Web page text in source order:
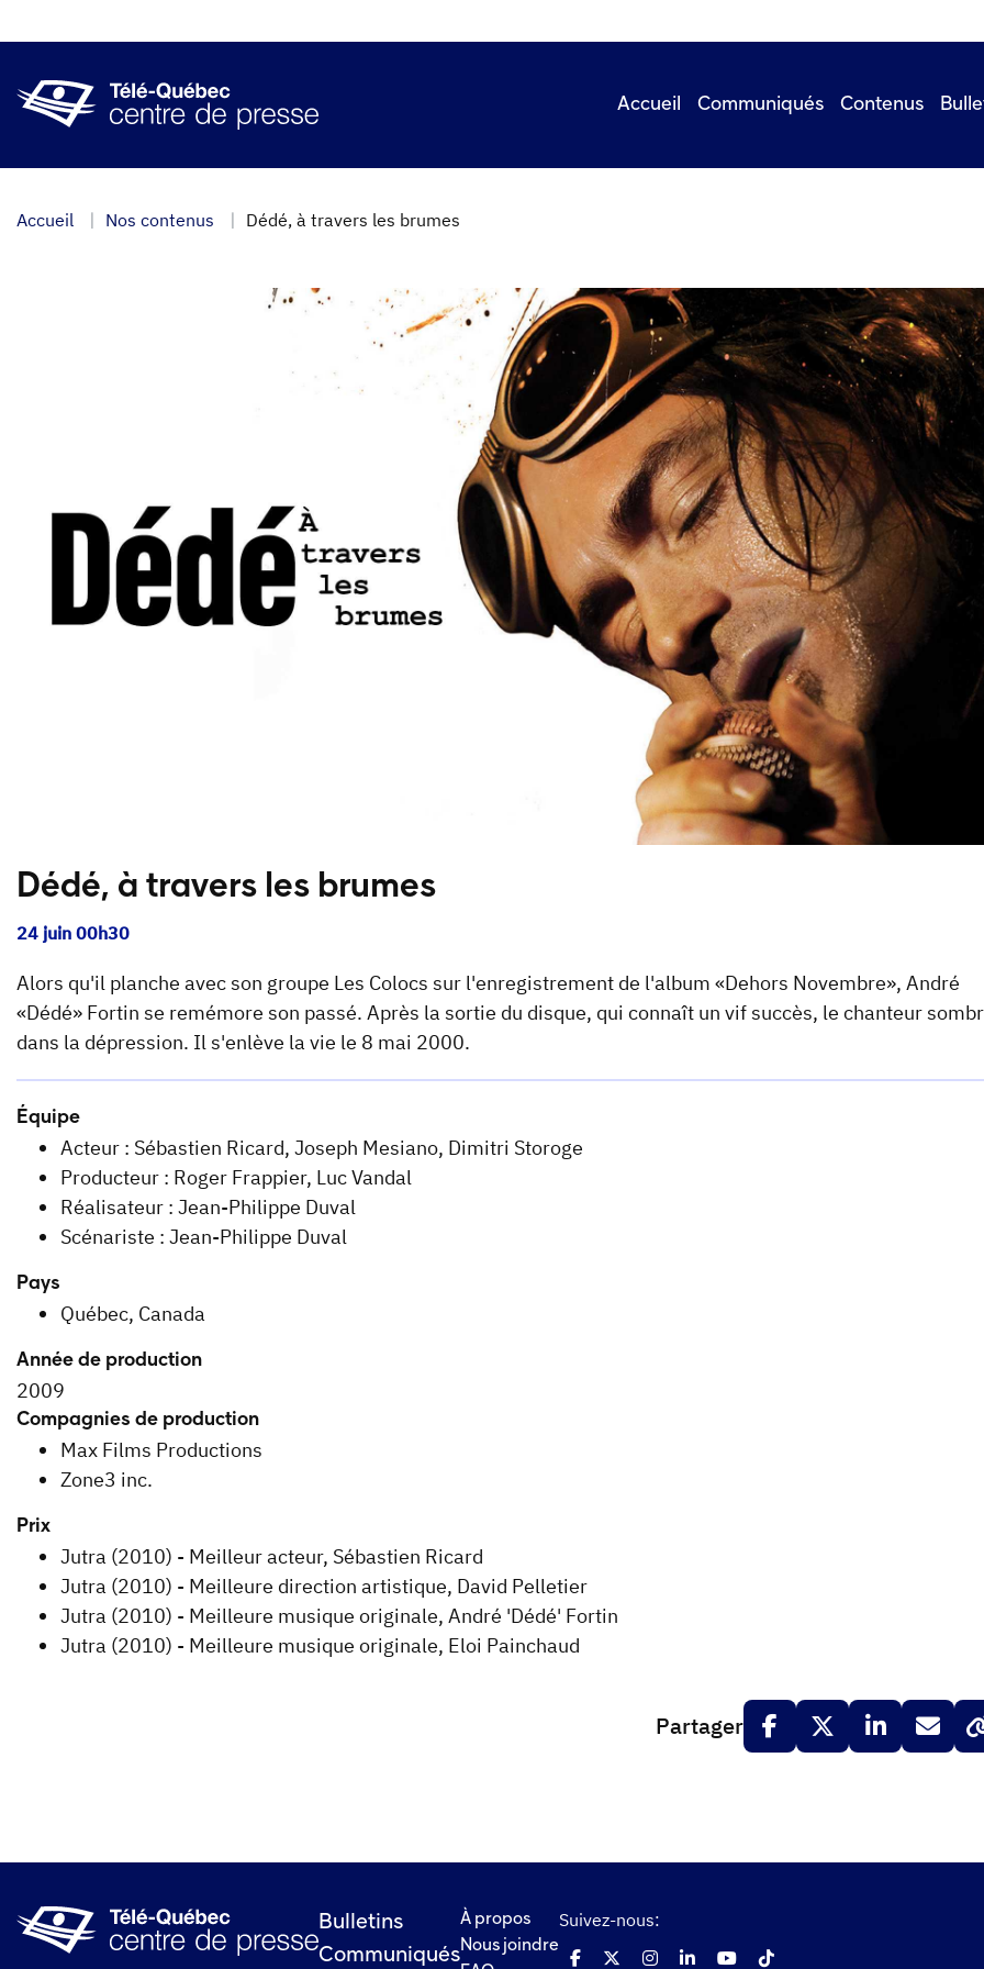
au
principal
Accueil Communiqués Contenus
Accueil Nos contenus Dédé, à travers les brumes
Dédé, à travers les brumes
24 juin 00h30
Alors qu'il planche avec son groupe Les Colocs sur l'enregistrement de l'album «Dehors Novembre», André
«Dédé» Fortin se remémore son passé. Après la sortie du disque, qui connaît un vif succès, le chanteur
dans la dépression. Il s'enlève la vie le 8 mai 2000.
Équipe
Acteur : Sébastien Ricard, Joseph Mesiano, Dimitri Storoge
Producteur : Roger Frappier, Luc Vandal
Réalisateur : Jean-Philippe Duval
Scénariste : Jean-Philippe Duval
Pays
Québec, Canada
Année de production
2009
Compagnies de production
Max Films Productions
Zone3 inc.
Prix
Jutra (2010) - Meilleur acteur, Sébastien Ricard
Jutra (2010) - Meilleure direction artistique, David Pelletier
Jutra (2010) - Meilleure musique originale, André 'Dédé' Fortin
Jutra (2010) - Meilleure musique originale, Eloi Painchaud
Partager
Bulletins
Communiqués
À propos
Nous joindre
Suivez-nous: